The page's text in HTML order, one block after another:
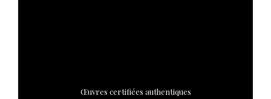
Œuvres certifiées authentiques